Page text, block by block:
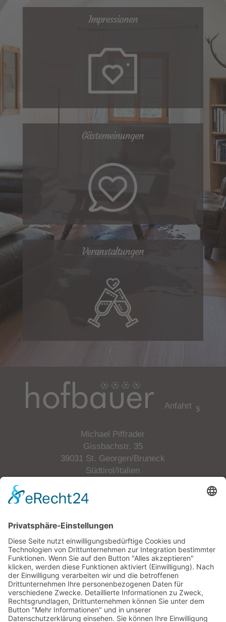
Impressionen
Gästemeinungen
Veranstaltungen
Anfahrt
Michael Piffrader
Gissbachstr. 35
39031 St. Georgen/Bruneck
Südtirol/Italien
Tel.+39 349 6505508
E-Mailinfo@p-hofbauer.com